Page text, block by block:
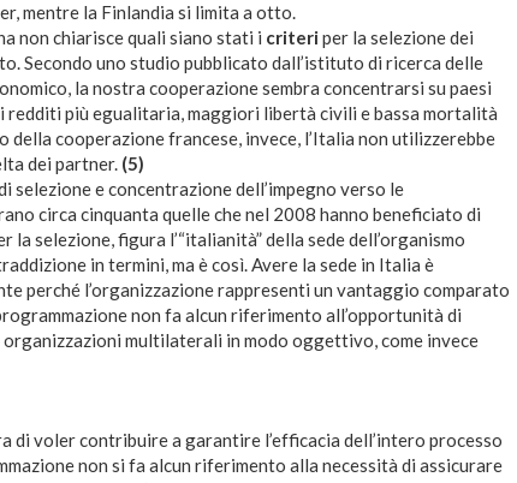
mentre la Finlandia si limita a otto.
non chiarisce quali siano stati i criteri per la selezione dei
Secondo uno studio pubblicato dall’istituto di ricerca delle
la nostra cooperazione sembra concentrarsi su paesi
redditi più egualitaria, maggiori libertà civili e bassa mortalità
della cooperazione francese, invece, l’Italia non utilizzerebbe
dei partner. (5)
selezione e concentrazione dell’impegno verso le
circa cinquanta quelle che nel 2008 hanno beneficiato di
selezione, figura l’“italianità” della sede dell’organismo
in termini, ma è così. Avere la sede in Italia è
perché l’organizzazione rappresenti un vantaggio comparato
non fa alcun riferimento all’opportunità di
multilaterali in modo oggettivo, come invece
di voler contribuire a garantire l’efficacia dell’intero processo
non si fa alcun riferimento alla necessità di assicurare